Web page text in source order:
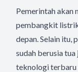
Pemerintah akan
pembangkit
depan. Selain itu,
sudah berusia
teknologi terbaru